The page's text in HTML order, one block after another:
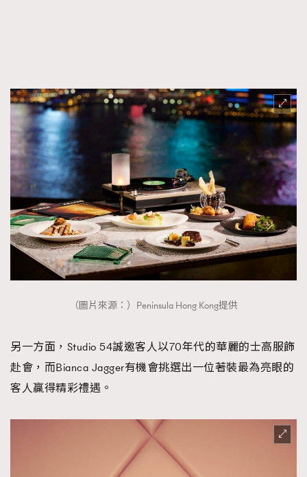
（圖片來源：）Peninsula Hong Kong提供
另一方面，Studio 54誠邀客人以70年代的華麗的士高服飾
赴會，而Bianca Jagger有機會挑選出一位著裝最為亮眼的
客人贏得精彩禮遇。